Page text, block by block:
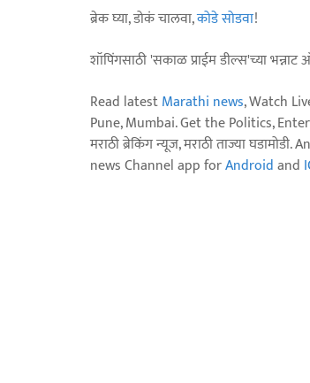
ब्रेक घ्या, डोकं चालवा,कोडे सोडवा!
शॉपिंगसाठी 'सकाळ प्राईम डील्स'च्या
Read latestMarathi news, Watch
Pune, Mumbai. Get the Politics,
मराठी ब्रेकिंग न्यूज, मराठी ताज्या
news Channel app forAndroidand